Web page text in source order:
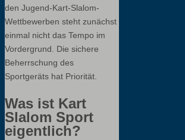
den Jugend-Kart-Slalom-
Wettbewerben steht zunächst
einmal nicht das Tempo im
Vordergrund. Die sichere
Beherrschung des
Sportgeräts hat Priorität.
Was ist Kart
Slalom Sport
eigentlich?